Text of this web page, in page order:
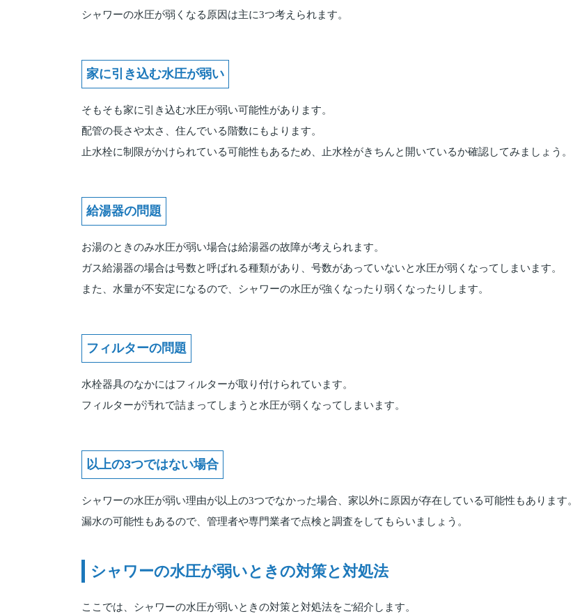
シャワーの水圧が弱くなる原因は主に3つ考えられます。
家に引き込む水圧が弱い
そもそも家に引き込む水圧が弱い可能性があります。
配管の長さや太さ、住んでいる階数にもよります。
止水栓に制限がかけられている可能性もあるため、止水栓がきちんと開いているか確認してみましょう。
給湯器の問題
お湯のときのみ水圧が弱い場合は給湯器の故障が考えられます。
ガス給湯器の場合は号数と呼ばれる種類があり、号数があっていないと水圧が弱くなってしまいます。
また、水量が不安定になるので、シャワーの水圧が強くなったり弱くなったりします。
フィルターの問題
水栓器具のなかにはフィルターが取り付けられています。
フィルターが汚れで詰まってしまうと水圧が弱くなってしまいます。
以上の3つではない場合
シャワーの水圧が弱い理由が以上の3つでなかった場合、家以外に原因が存在している可能性もあります。
漏水の可能性もあるので、管理者や専門業者で点検と調査をしてもらいましょう。
シャワーの水圧が弱いときの対策と対処法
ここでは、シャワーの水圧が弱いときの対策と対処法をご紹介します。